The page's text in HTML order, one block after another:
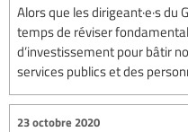
Alors que les dirigeant·e·s du
temps de réviser
d’investissement pour bâtir
services publics et des
23 octobre 2020